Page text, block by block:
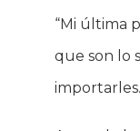
“Mi última
que son lo